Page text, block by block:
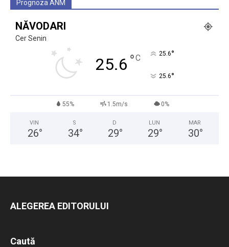
Prognoza ANM
NĂVODARI
Cer Senin
25.6 °C 25.6°
25.6°
55% 1.5m/s 0%
VIN
26°
S
34°
D
29°
LUN
29°
MAR
30°
ALEGEREA EDITORULUI
Caută